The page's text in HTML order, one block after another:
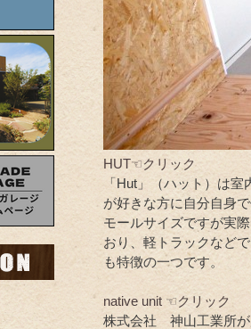
HUT☜クリック
「Hut」（ハット）は
が好きな方に自分自身
モールサイズですが実
おり、軽トラックなど
も特徴の一つです。
native unit ☜クリック
株式会社 神山工業所が